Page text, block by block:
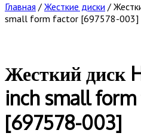
Главная / Жесткие диски /
small form factor [697578-003]
Жесткий диск
inch small
[697578-003]